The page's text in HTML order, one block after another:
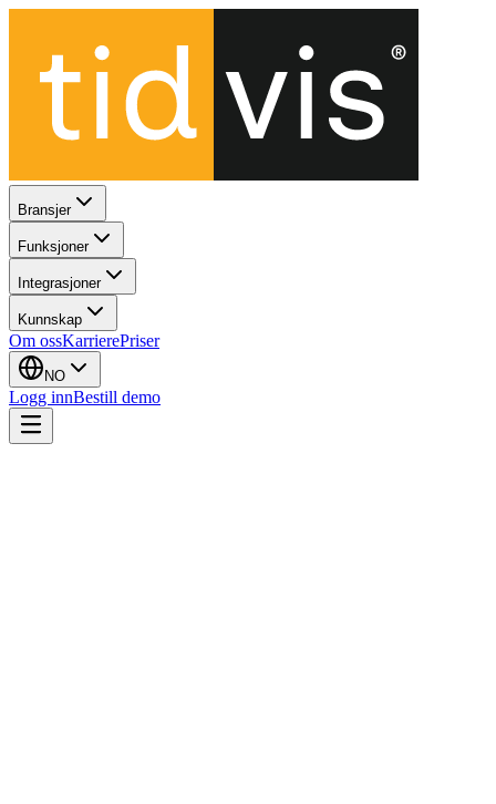
Bransjer
Funksjoner
Integrasjoner
Kunnskap
Om ossKarrierePriser
NO
Logg innBestill demo